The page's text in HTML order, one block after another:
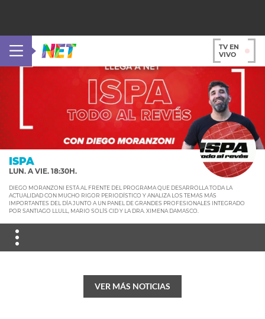
TV EN
VIVO
ISPA
LUN. A VIE. 18:30H.
DIEGO MORANZONI ESTÁ AL FRENTE DEL PROGRAMA QUE DESARROLLA TODA LA
ACTUALIDAD CON MUCHO RIGOR PERIODÍSTICO Y ANALIZA LOS TEMAS MÁS
IMPORTANTES DEL DÍA JUNTO A UN PANEL DE GRANDES PROFESIONALES INTEGRADO
POR SANTIAGO LLULL, MARIO SOLÍS CID Y LA DRA. XIMENA DAMASCO.
VER MÁS NOTICIAS